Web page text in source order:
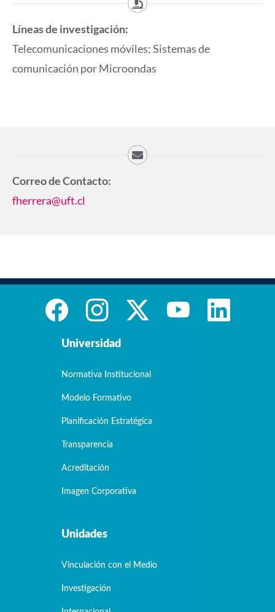
Líneas de investigación:
Telecomunicaciones móviles; Sistemas de
comunicación por Microondas
Correo de Contacto:
fherrera@uft.cl